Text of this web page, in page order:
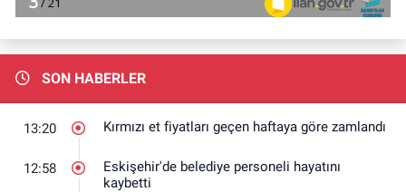
SON HABERLER
13:20 Kırmızı et fiyatları geçen haftaya göre zamlandı
12:58
Eskişehir'de belediye personeli hayatını
kaybetti